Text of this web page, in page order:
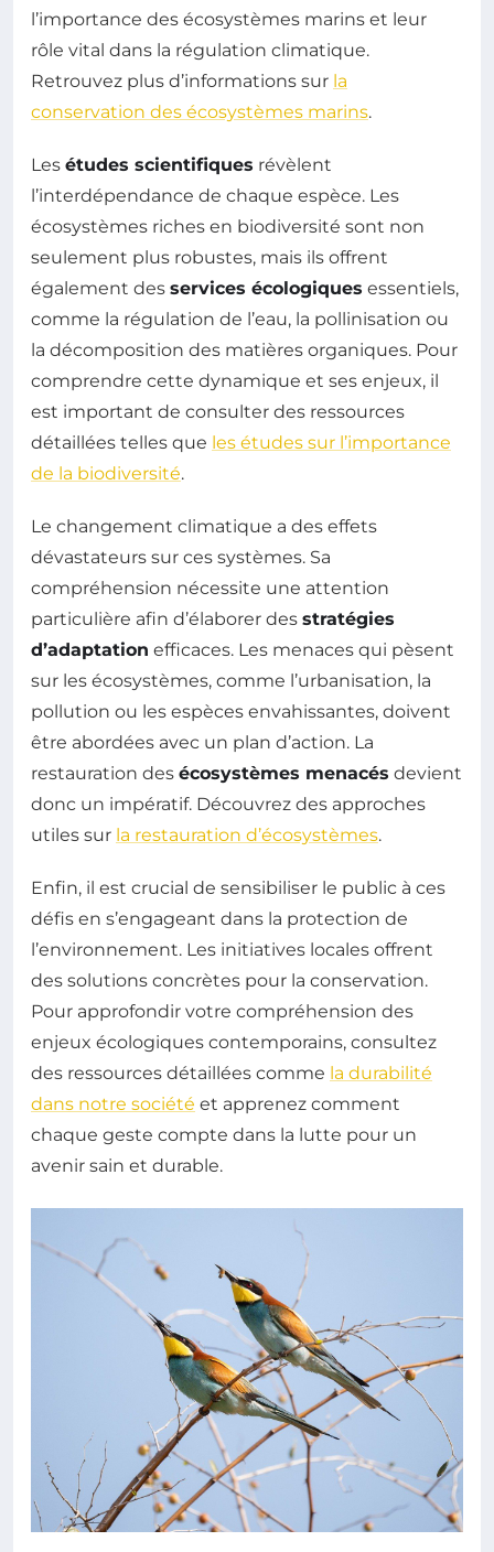
l’importance des écosystèmes marins et leur
rôle vital dans la régulation climatique.
Retrouvez plus d’informations sur la
conservation des écosystèmes marins.
Les études scientifiques révèlent
l’interdépendance de chaque espèce. Les
écosystèmes riches en biodiversité sont non
seulement plus robustes, mais ils offrent
également des services écologiques essentiels,
comme la régulation de l’eau, la pollinisation ou
la décomposition des matières organiques. Pour
comprendre cette dynamique et ses enjeux, il
est important de consulter des ressources
détaillées telles que les études sur l’importance
de la biodiversité.
Le changement climatique a des effets
dévastateurs sur ces systèmes. Sa
compréhension nécessite une attention
particulière afin d’élaborer des stratégies
d’adaptation efficaces. Les menaces qui pèsent
sur les écosystèmes, comme l’urbanisation, la
pollution ou les espèces envahissantes, doivent
être abordées avec un plan d’action. La
restauration des écosystèmes menacés devient
donc un impératif. Découvrez des approches
utiles sur la restauration d’écosystèmes.
Enfin, il est crucial de sensibiliser le public à ces
défis en s’engageant dans la protection de
l’environnement. Les initiatives locales offrent
des solutions concrètes pour la conservation.
Pour approfondir votre compréhension des
enjeux écologiques contemporains, consultez
des ressources détaillées comme la durabilité
dans notre société et apprenez comment
chaque geste compte dans la lutte pour un
avenir sain et durable.